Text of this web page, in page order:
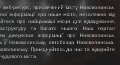
ресурс, присвячений місту Нововолинськ.
інформації про наше місто, незалежно від
про найцікавіші місця для відвідування,
та багато іншого. Наш портал
джерелом інформації про Нововолинськ,
Нововолинську, автобазар Нововолинська,
Приєднуйтесь до нас та відкрийте
міста.